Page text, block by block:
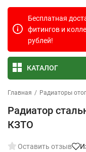
Бесплатная
фитингов и
рублей!
КАТАЛОГ
Главная / Радиаторы
Радиатор
КЗТО
Оставить отзыв